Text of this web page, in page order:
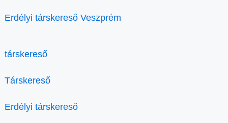
Erdélyi társkereső Veszprém
társkereső
Társkereső
Erdélyi társkereső